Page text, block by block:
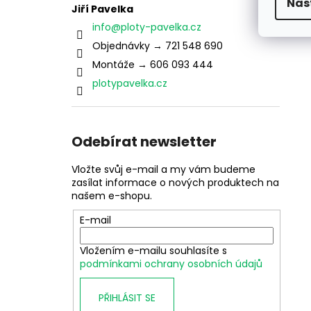
Jiří Pavelka
info@ploty-pavelka.cz
Objednávky → 721 548 690
Montáže → 606 093 444
plotypavelka.cz
Odebírat newsletter
Vložte svůj e-mail a my vám budeme
zasílat informace o nových produktech na
našem e-shopu.
E-mail
Vložením e-mailu souhlasíte s
podmínkami ochrany osobních údajů
PŘIHLÁSIT SE